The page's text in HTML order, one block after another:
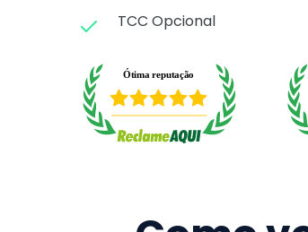
TCC Opcional